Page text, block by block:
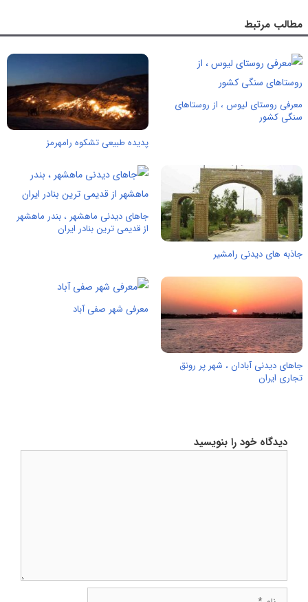
مطالب مرتبط
معرفی روستای لیوس ، از روستاهای
سنگی کشور
پدیده طبیعی تشکوه رامهرمز
جاذبه های دیدنی رامشیر
جاهای دیدنی ماهشهر ، بندر ماهشهر
از قدیمی ترین بنادر ایران
جاهای دیدنی آبادان ، شهر پر رونق
تجاری ایران
معرفی شهر صفی آباد
دیدگاه خود را بنویسید